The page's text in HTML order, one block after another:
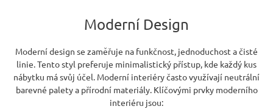
Moderní Design
Moderní design se zaměřuje na funkčnost, jednoduchost a čisté
linie. Tento styl preferuje minimalistický přístup, kde každý kus
nábytku má svůj účel. Moderní interiéry často využívají neutrální
barevné palety a přírodní materiály. Klíčovými prvky moderního
interiéru jsou:
SWEET
HOME
BAX25
S
ÚLOŽNÝM